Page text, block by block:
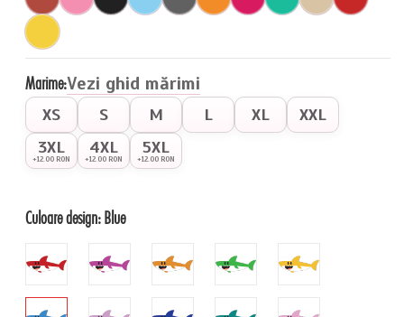
Marime:Vezi ghid mărimi
XS S M L XL
XXL
3XL
+12.00 RON
4XL
+12.00 RON
5XL
+12.00 RON
Culoare design:Blue